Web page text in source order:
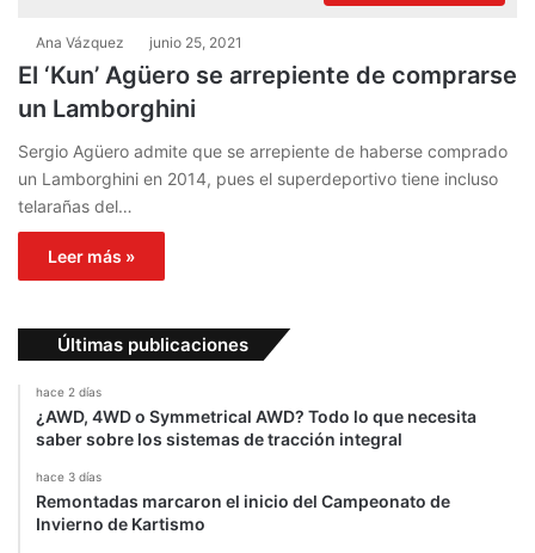
Ana Vázquez junio 25, 2021
El ‘Kun’ Agüero se arrepiente de comprarse
un Lamborghini
Sergio Agüero admite que se arrepiente de haberse comprado
un Lamborghini en 2014, pues el superdeportivo tiene incluso
telarañas del…
Leer más »
Últimas publicaciones
hace 2 días
¿AWD, 4WD o Symmetrical AWD? Todo lo que necesita
saber sobre los sistemas de tracción integral
hace 3 días
Remontadas marcaron el inicio del Campeonato de
Invierno de Kartismo